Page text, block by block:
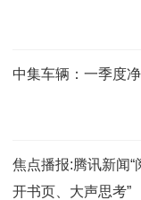
中集车辆：一季度
焦点播报:腾讯新闻“
开书页、大声思考”